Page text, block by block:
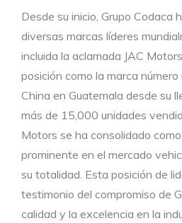
Desde su inicio, Grupo Codaca
diversas marcas líderes
incluida la aclamada JAC
posición como la marca
China en Guatemala desde su
más de 15,000 unidades
Motors se ha consolidado
prominente en el mercado
su totalidad. Esta posición de
testimonio del compromiso de
calidad y la excelencia en la